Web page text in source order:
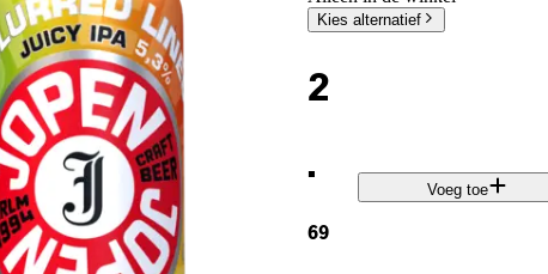
Kies alternatief
2
.
69
Voeg toe